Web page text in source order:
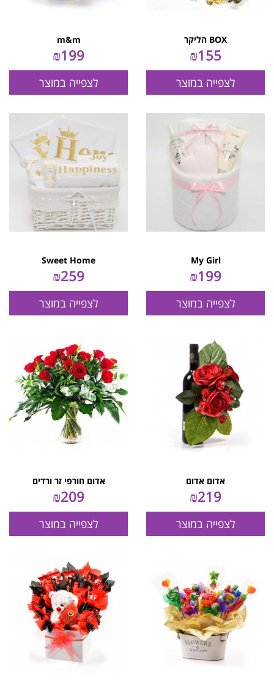
BOX הליקר
₪155
לצפייה במוצר
m&m
₪199
לצפייה במוצר
My Girl
₪199
לצפייה במוצר
Sweet Home
₪259
לצפייה במוצר
אדום אדום
₪219
לצפייה במוצר
אדום חורפי זר ורדים
₪209
לצפייה במוצר